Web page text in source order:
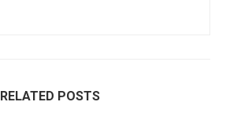
RELATED POSTS